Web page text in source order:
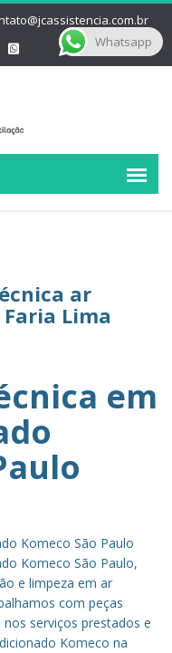
ar
Lima
em
Komeco São Paulo
Komeco São Paulo,
e limpeza em ar
com peças
serviços prestados e
Komeco na
Whatsapp